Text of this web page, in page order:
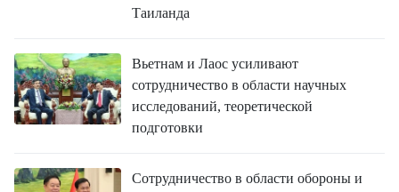
Таиланда
Вьетнам и Лаос усиливают
сотрудничество в области научных
исследований, теоретической
подготовки
Сотрудничество в области обороны и